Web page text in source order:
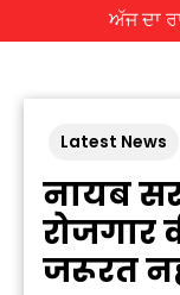
ਅੱਜ ਦਾ
Latest News
नायब
रोजगार
जरूरत